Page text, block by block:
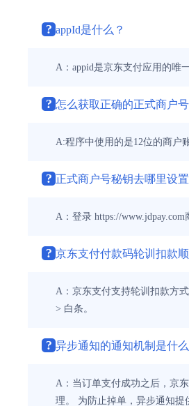
? appId是什么？
A：appid是京东支付应用的唯
? 怎么获取正确的正式商户
A:程序中使用的是12位的商户
? 正式商户号秘钥去哪里设置
A：登录 https://
? 京东支付付款码轮训扣款
A：京东支付支持轮训扣款方
> 白条。
? 异步通知的通知机制是什么
A：当订单支付成功之后，京
理。 为防止掉单，异步通知提